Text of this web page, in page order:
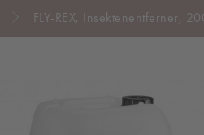
FLY-REX, Insektenentferner,